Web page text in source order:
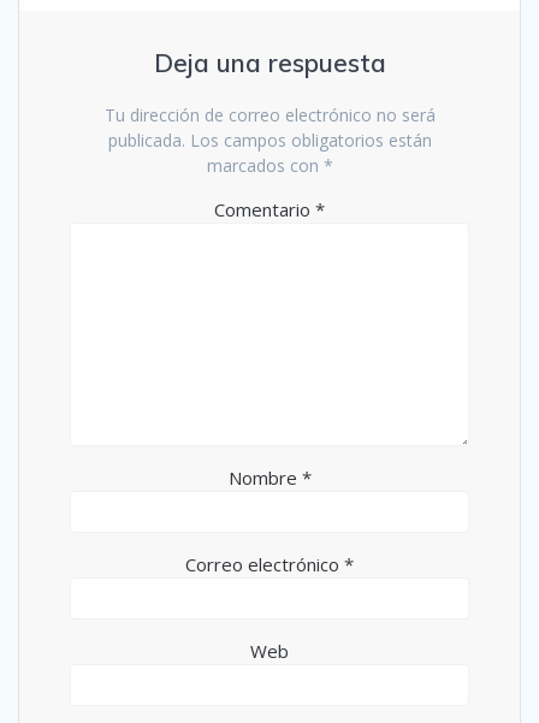
Deja una respuesta
Tu dirección de correo electrónico no será
publicada. Los campos obligatorios están
marcados con *
Comentario *
Nombre *
Correo electrónico *
Web